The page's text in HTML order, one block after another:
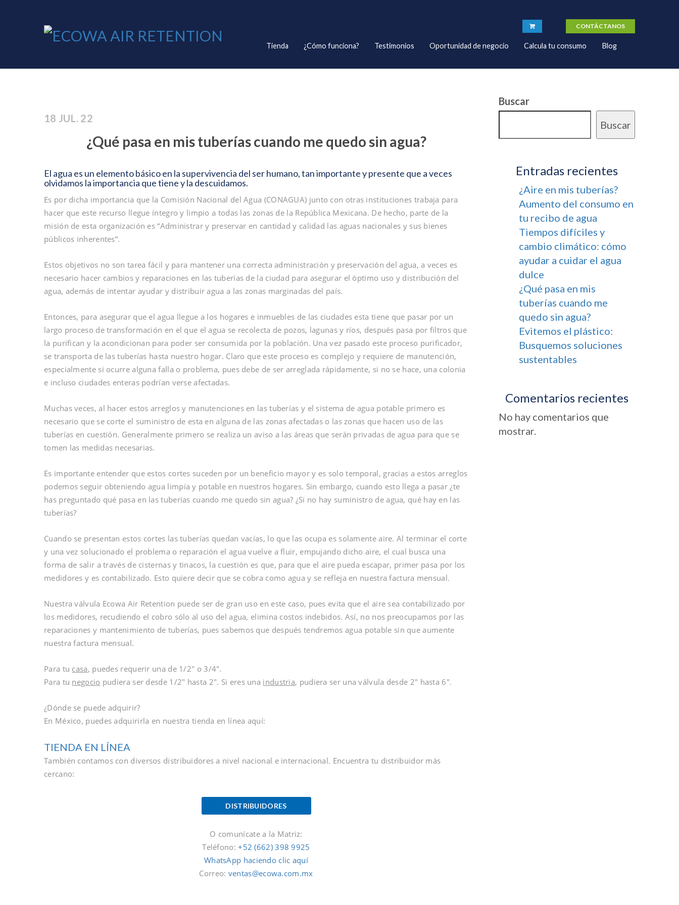
CONTÁCTANOS
Tienda ¿Cómo funciona? Testimonios Oportunidad de negocio Calcula tu consumo Blog
18 JUL. 22
¿Qué pasa en mis tuberías cuando me quedo sin agua?
El agua es un elemento básico en la supervivencia del ser humano, tan importante y presente que a veces
olvidamos la importancia que tiene y la descuidamos.
Es por dicha importancia que la Comisión Nacional del Agua (CONAGUA) junto con otras instituciones trabaja para
hacer que este recurso llegue íntegro y limpio a todas las zonas de la República Mexicana. De hecho, parte de la
misión de esta organización es “Administrar y preservar en cantidad y calidad las aguas nacionales y sus bienes
públicos inherentes”.
Estos objetivos no son tarea fácil y para mantener una correcta administración y preservación del agua, a veces es
necesario hacer cambios y reparaciones en las tuberías de la ciudad para asegurar el óptimo uso y distribución del
agua, además de intentar ayudar y distribuir agua a las zonas marginadas del país.
Entonces, para asegurar que el agua llegue a los hogares e inmuebles de las ciudades esta tiene que pasar por un
largo proceso de transformación en el que el agua se recolecta de pozos, lagunas y ríos, después pasa por filtros que
la purifican y la acondicionan para poder ser consumida por la población. Una vez pasado este proceso purificador,
se transporta de las tuberías hasta nuestro hogar. Claro que este proceso es complejo y requiere de manutención,
especialmente si ocurre alguna falla o problema, pues debe de ser arreglada rápidamente, si no se hace, una colonia
e incluso ciudades enteras podrían verse afectadas.
Muchas veces, al hacer estos arreglos y manutenciones en las tuberías y el sistema de agua potable primero es
necesario que se corte el suministro de esta en alguna de las zonas afectadas o las zonas que hacen uso de las
tuberías en cuestión. Generalmente primero se realiza un aviso a las áreas que serán privadas de agua para que se
tomen las medidas necesarias.
Es importante entender que estos cortes suceden por un beneficio mayor y es solo temporal, gracias a estos arreglos
podemos seguir obteniendo agua limpia y potable en nuestros hogares. Sin embargo, cuando esto llega a pasar ¿te
has preguntado qué pasa en las tuberías cuando me quedo sin agua? ¿Si no hay suministro de agua, qué hay en las
tuberías?
Cuando se presentan estos cortes las tuberías quedan vacías, lo que las ocupa es solamente aire. Al terminar el corte
y una vez solucionado el problema o reparación el agua vuelve a fluir, empujando dicho aire, el cual busca una
forma de salir a través de cisternas y tinacos, la cuestión es que, para que el aire pueda escapar, primer pasa por los
medidores y es contabilizado. Esto quiere decir que se cobra como agua y se refleja en nuestra factura mensual.
Nuestra válvula Ecowa Air Retention puede ser de gran uso en este caso, pues evita que el aire sea contabilizado por
los medidores, recudiendo el cobro sólo al uso del agua, elimina costos indebidos. Así, no nos preocupamos por las
reparaciones y mantenimiento de tuberías, pues sabemos que después tendremos agua potable sin que aumente
nuestra factura mensual.
Para tu casa, puedes requerir una de 1/2″ o 3/4″.
Para tu negocio pudiera ser desde 1/2″ hasta 2″. Si eres una industria, pudiera ser una válvula desde 2″ hasta 6″.
¿Dónde se puede adquirir?
En México, puedes adquirirla en nuestra tienda en línea aquí:
TIENDA EN LÍNEA
También contamos con diversos distribuidores a nivel nacional e internacional. Encuentra tu distribuidor más
cercano:
DISTRIBUIDORES
O comunícate a la Matriz:
Teléfono:+52 (662) 398 9925
WhatsApp haciendo clic aquí
Correo: ventas@ecowa.com.mx
Buscar
Buscar
Entradas recientes
¿Aire en mis tuberías?
Aumento del consumo en
tu recibo de agua
Tiempos difíciles y
cambio climático: cómo
ayudar a cuidar el agua
dulce
¿Qué pasa en mis
tuberías cuando me
quedo sin agua?
Evitemos el plástico:
Busquemos soluciones
sustentables
Comentarios recientes
No hay comentarios que
mostrar.